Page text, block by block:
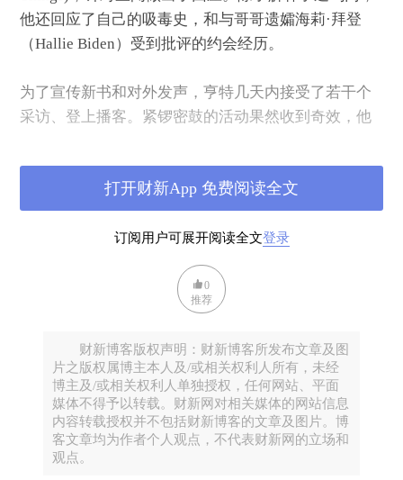
他还回应了自己的吸毒史，和与哥哥遗孀海莉·拜登
（Hallie Biden）受到批评的约会经历。
为了宣传新书和对外发声，亨特几天内接受了若干个
采访、登上播客。紧锣密鼓的活动果然收到奇效，他
了好评，认为亨特表现了生命脆弱和深沉的一面。
然而对于这本书的用意，有人还觉得，新书可能只是
为了竞选公职做一个狡猾的铺垫。
订阅用户可展开阅读全文登录
打开财新App 免费阅读全文
0
推荐
财新博客版权声明：财新博客所发布文章及图
片之版权属博主本人及/或相关权利人所有，未经
博主及/或相关权利人单独授权，任何网站、平面
媒体不得予以转载。财新网对相关媒体的网站信息
内容转载授权并不包括财新博客的文章及图片。博
客文章均为作者个人观点，不代表财新网的立场和
观点。